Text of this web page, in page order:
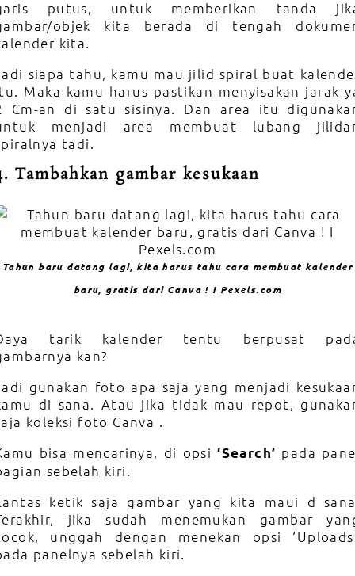
putus, untuk memberikan tanda
objek kita berada di tengah
kita.
siapa tahu, kamu mau jilid spiral buat
Maka kamu harus pastikan menyisakan jarak
Cm-an di satu sisinya. Dan area itu
menjadi area membuat lubang
tadi.
Tambahkan gambar kesukaan
Tahun baru datang lagi, kita harus tahu cara membuat kalender
baru, gratis dari Canva ! I Pexels.com
tarik kalender tentu berpusat
kan?
gunakan foto apa saja yang menjadi
di sana. Atau jika tidak mau repot,
koleksi foto Canva .
bisa mencarinya, di opsi‘Search’ pada
sebelah kiri.
ketik saja gambar yang kita maui d
jika sudah menemukan gambar
unggah dengan menekan opsi
panelnya sebelah kiri.